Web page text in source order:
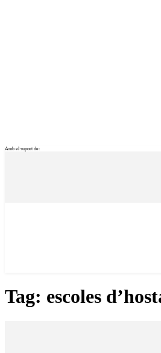
Amb el suport de:
Tag: escoles